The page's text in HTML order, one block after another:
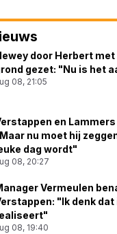
door Herbert met
gezet: "Nu is het
08, 21:05
en
nu moet hij
dag wordt"
08, 20:27
Vermeulen
"Ik denk
08, 19:40